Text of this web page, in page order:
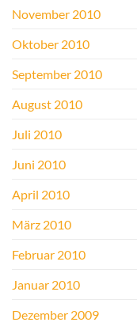
November 2010
Oktober 2010
September 2010
August 2010
Juli 2010
Juni 2010
April 2010
März 2010
Februar 2010
Januar 2010
Dezember 2009